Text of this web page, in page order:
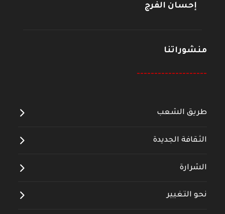
إحسان الفرج
منشوراتنا
--------------------
طريق الشعب
الثقافة الجديدة
الشرارة
نحو التغيير